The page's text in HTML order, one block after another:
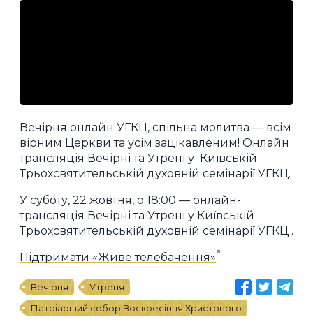
Вечірня онлайн УГКЦ, спільна молитва — всім
вірним Церкви та усім зацікавленим! Онлайн
трансляція Вечірні та Утрені у Київській
Трьохсвятительській духовній семінарії УГКЦ.
У суботу, 22 жовтня, о 18:00 — онлайн-
трансляція Вечірні та Утрені у Київській
Трьохсвятительській духовній семінарії УГКЦ .
Підтримати «Живе телебачення»
Вечірня
Утреня
Патріарший собор Воскресіння Христового